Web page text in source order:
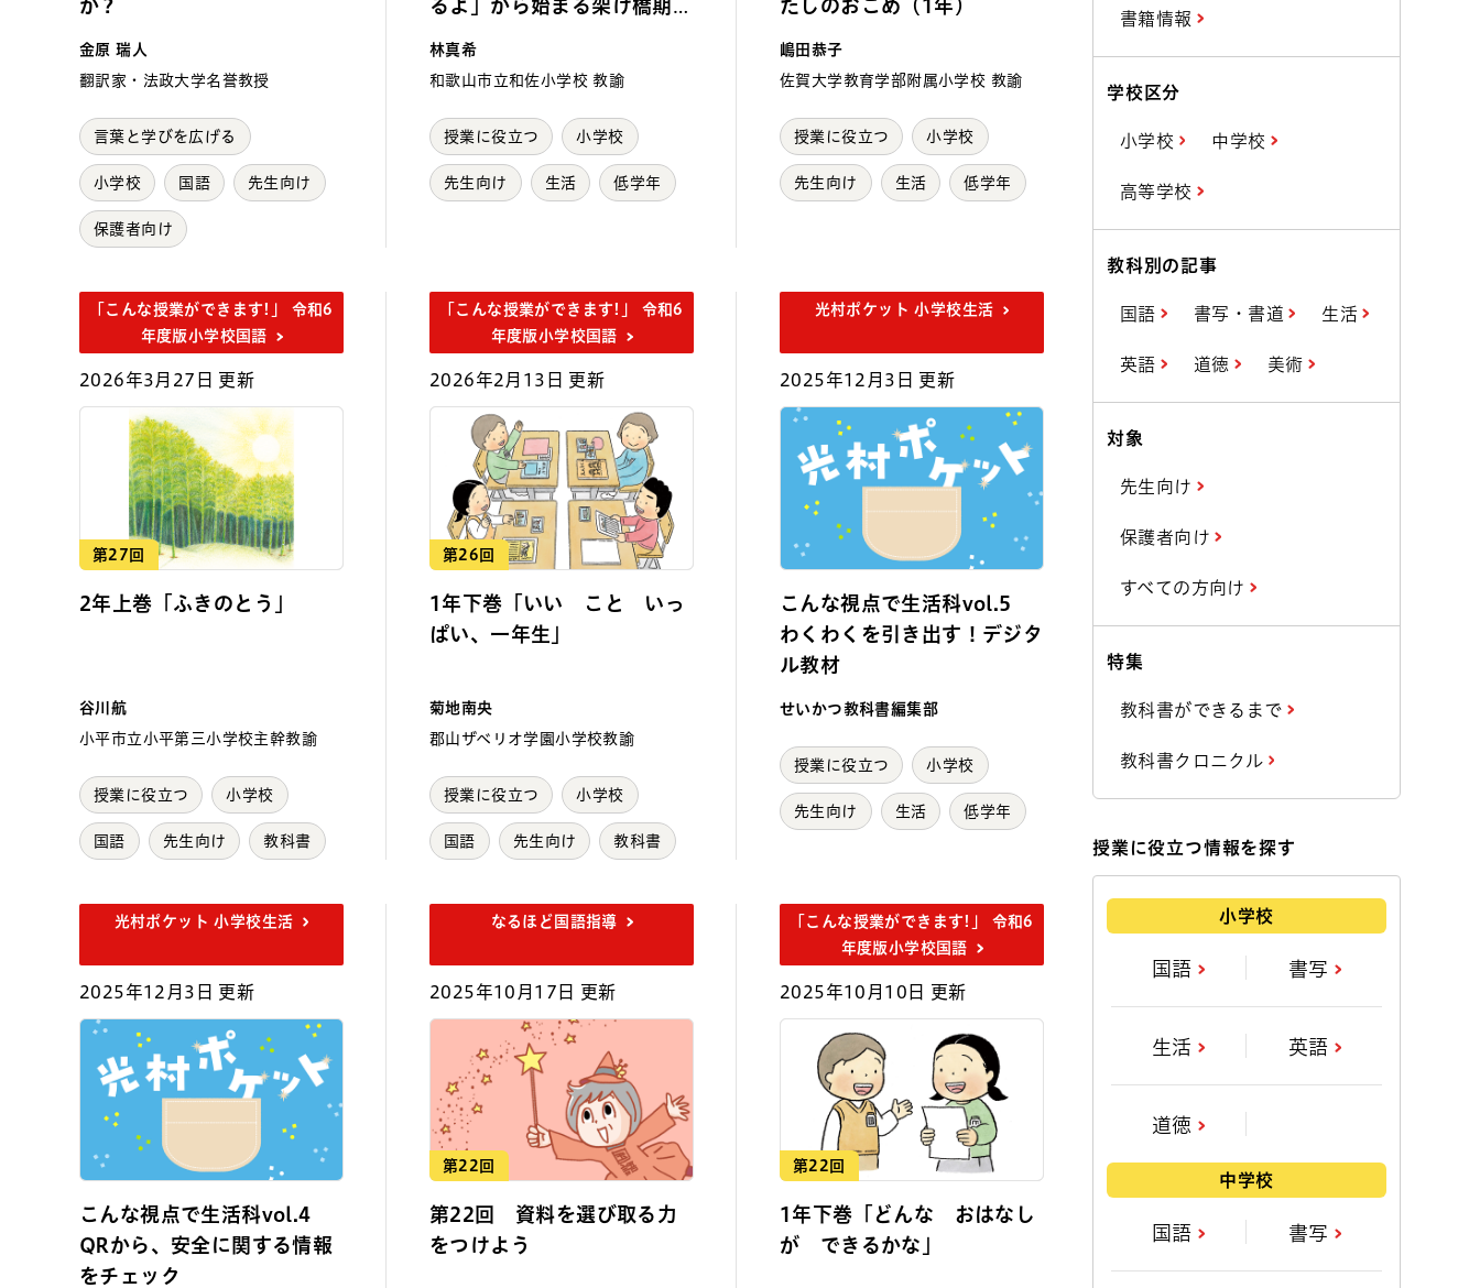
か？
金原 瑞人
翻訳家・法政大学名誉教授
言葉と学びを広げる
小学校 国語 先生向け
保護者向け
るよ」から始まる架け橋期の
林真希
和歌山市立和佐小学校 教諭
授業に役立つ 小学校
先生向け 生活 低学年
たしのおこめ（1年）
嶋田恭子
佐賀大学教育学部附属小学校 教諭
授業に役立つ 小学校
先生向け 生活 低学年
「こんな授業ができます!」 令和6
年度版小学校国語
2026年3月27日 更新
第27回
2年上巻「ふきのとう」
谷川航
小平市立小平第三小学校主幹教諭
授業に役立つ 小学校
国語 先生向け 教科書
「こんな授業ができます!」 令和6
年度版小学校国語
2026年2月13日 更新
第26回
1年下巻「いい こと いっ
ぱい、一年生」
菊地南央
郡山ザベリオ学園小学校教諭
授業に役立つ 小学校
国語 先生向け 教科書
光村ポケット 小学校生活
2025年12月3日 更新
こんな視点で生活科vol.5
わくわくを引き出す！デジタ
ル教材
せいかつ教科書編集部
授業に役立つ 小学校
先生向け 生活 低学年
光村ポケット 小学校生活
2025年12月3日 更新
こんな視点で生活科vol.4
QRから、安全に関する情報
をチェック
なるほど国語指導
2025年10月17日 更新
第22回
第22回 資料を選び取る力
をつけよう
「こんな授業ができます!」 令和6
年度版小学校国語
2025年10月10日 更新
第22回
1年下巻「どんな おはなし
が できるかな」
書籍情報
学校区分
小学校 中学校
高等学校
教科別の記事
国語 書写・書道 生活
英語 道徳 美術
対象
先生向け
保護者向け
すべての方向け
特集
教科書ができるまで
教科書クロニクル
授業に役立つ情報を探す
小学校
国語 書写
生活 英語
道徳
中学校
国語 書写